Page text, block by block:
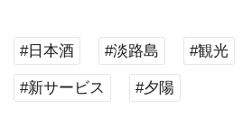
#日本酒 #淡路島 #観光
#新サービス #夕陽